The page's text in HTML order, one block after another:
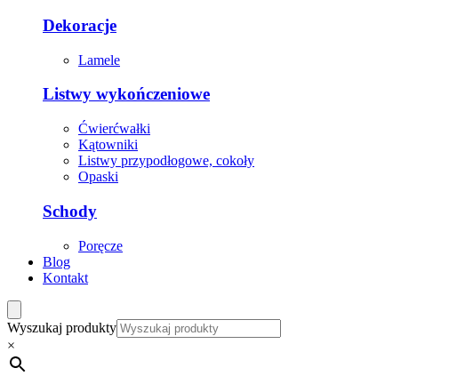
Dekoracje
Lamele
Listwy wykończeniowe
Ćwierćwałki
Kątowniki
Listwy przypodłogowe, cokoły
Opaski
Schody
Poręcze
Blog
Kontakt
Wyszukaj produkty
×